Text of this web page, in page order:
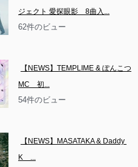
ジェクト 愛探眼影　8曲入...
62件のビュー
【NEWS】TEMPLIME & ぽんこつ
MC　初...
54件のビュー
【NEWS】MASATAKA & Daddy
K　...